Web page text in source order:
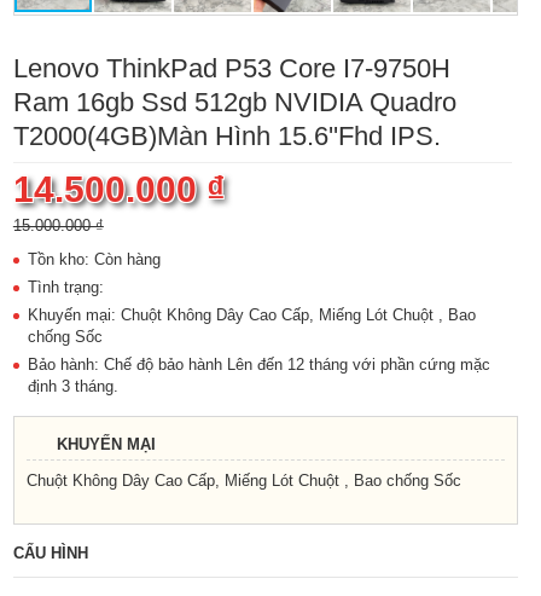
Lenovo ThinkPad P53 Core I7-9750H
Ram 16gb Ssd 512gb NVIDIA Quadro
T2000(4GB)Màn Hình 15.6''Fhd IPS.
14.500.000 ₫
15.000.000 ₫
Tồn kho: Còn hàng
Tình trạng:
Khuyến mại: Chuột Không Dây Cao Cấp, Miếng Lót Chuột , Bao
chống Sốc
Bảo hành: Chế độ bảo hành Lên đến 12 tháng với phần cứng mặc
định 3 tháng.
KHUYẾN MẠI
Chuột Không Dây Cao Cấp, Miếng Lót Chuột , Bao chống Sốc
CẤU HÌNH